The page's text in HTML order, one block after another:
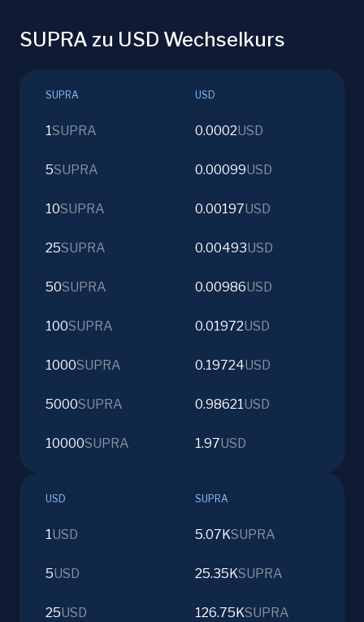
SUPRA zu USD Wechselkurs
SUPRA USD
1SUPRA 0.0002USD
5SUPRA 0.00099USD
10SUPRA 0.00197USD
25SUPRA 0.00493USD
50SUPRA 0.00986USD
100SUPRA 0.01972USD
1000SUPRA 0.19724USD
5000SUPRA 0.98621USD
10000SUPRA 1.97USD
USD SUPRA
1USD 5.07KSUPRA
5USD 25.35KSUPRA
25USD 126.75KSUPRA